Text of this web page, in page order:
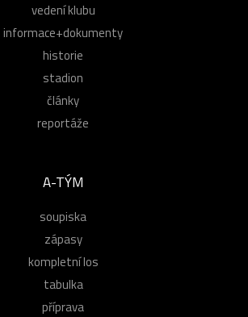
vedení klubu
informace+dokumenty
historie
stadion
články
reportáže
A-TÝM
soupiska
zápasy
kompletní los
tabulka
příprava